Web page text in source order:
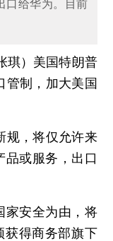
口给华为。目前
） 美国特朗普
管制，加大美国
，将仅允许来
品或服务，出口
安全为由，将
获得商务部旗下